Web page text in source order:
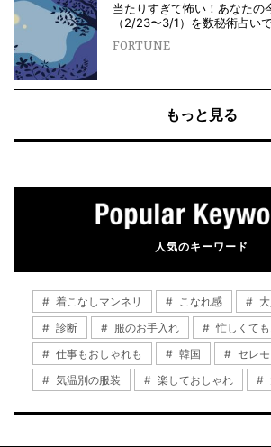
当たりすぎて怖い！あなたの
（2/23〜3/1）を数秘術占い
FORTUNE
もっと見る
人気のキーワード
着こなしマンネリ こなれ感
診断
服のお手入れ
忙しくて
仕事もおしゃれも
韓国
セレ
気温別の服装
楽しておしゃれ